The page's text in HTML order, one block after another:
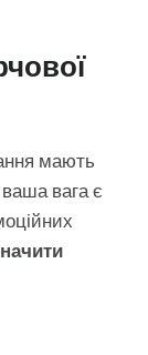
мають
вага є